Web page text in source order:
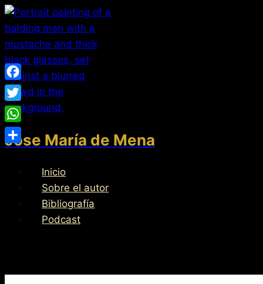
Saltar
al
contenido
Jose María de Mena
Inicio
Sobre el autor
Bibliografía
Podcast
Facebook
Twitter
WhatsApp
Compartir